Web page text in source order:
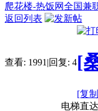
爬花楼-热饭网全国兼
返回列表
查看: 1991 |回复: 4[
[复
电梯直达